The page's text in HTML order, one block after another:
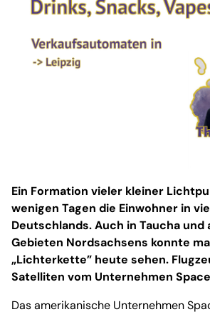
Ein Formation vieler kleiner
wenigen Tagen die Einwohner in
Deutschlands. Auch in Taucha und
Gebieten Nordsachsens konnte
„Lichterkette” heute sehen.
Satelliten vom Unternehmen
Das amerikanische Unternehmen